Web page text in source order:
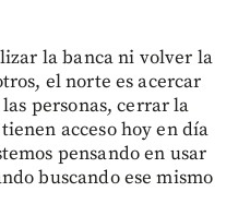
la banca ni volver la
el norte es acercar
personas, cerrar la
acceso hoy en día
pensando en usar
buscando ese mismo